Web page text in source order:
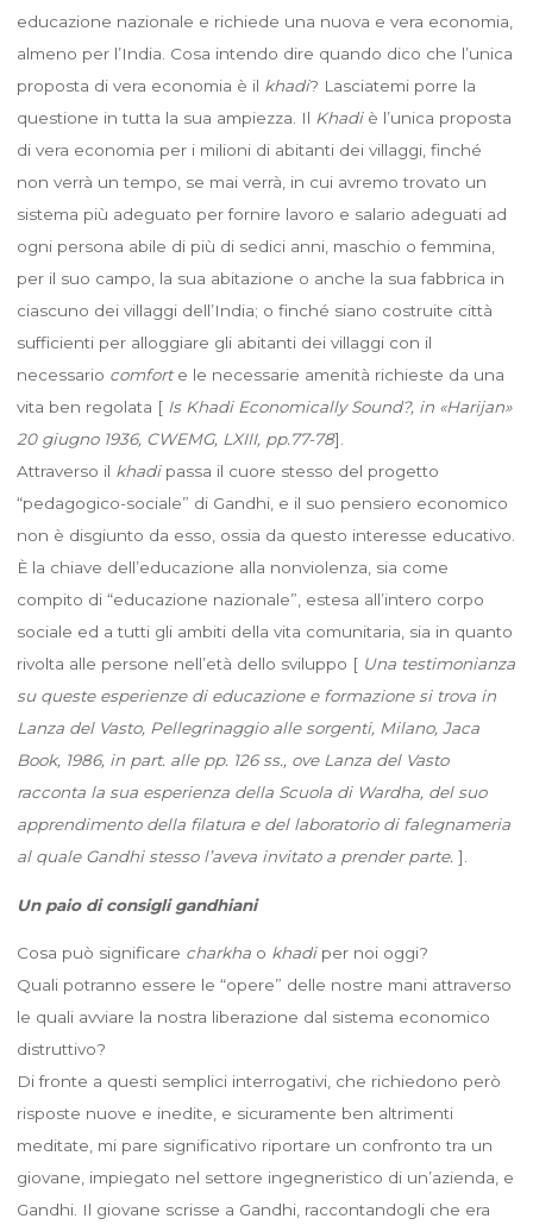
educazione nazionale e richiede una nuova e vera economia,
almeno per l’India. Cosa intendo dire quando dico che l’unica
proposta di vera economia è il khadi? Lasciatemi porre la
questione in tutta la sua ampiezza. Il Khadiè l’unica proposta
di vera economia per i milioni di abitanti dei villaggi, finché
non verrà un tempo, se mai verrà, in cui avremo trovato un
sistema più adeguato per fornire lavoro e salario adeguati ad
ogni persona abile di più di sedici anni, maschio o femmina,
per il suo campo, la sua abitazione o anche la sua fabbrica in
ciascuno dei villaggi dell’India; o finché siano costruite città
sufficienti per alloggiare gli abitanti dei villaggi con il
necessario comforte le necessarie amenità richieste da una
vita ben regolata [Is Khadi Economically Sound?, in «Harijan»
20 giugno 1936, CWEMG, LXIII, pp.77-78].
Attraverso il khadipassa il cuore stesso del progetto
“pedagogico-sociale” di Gandhi, e il suo pensiero economico
non è disgiunto da esso, ossia da questo interesse educativo.
È la chiave dell’educazione alla nonviolenza, sia come
compito di “educazione nazionale”, estesa all’intero corpo
sociale ed a tutti gli ambiti della vita comunitaria, sia in quanto
rivolta alle persone nell’età dello sviluppo [Una testimonianza
su queste esperienze di educazione e formazione si trova in
Lanza del Vasto, Pellegrinaggio alle sorgenti, Milano, Jaca
Book, 1986, in part. alle pp. 126 ss., ove Lanza del Vasto
racconta la sua esperienza della Scuola di Wardha, del suo
apprendimento della filatura e del laboratorio di falegnameria
al quale Gandhi stesso l’aveva invitato a prender parte. ].
Un paio di consigli gandhiani
Cosa può significare charkhao khadiper noi oggi?
Quali potranno essere le “opere” delle nostre mani attraverso
le quali avviare la nostra liberazione dal sistema economico
distruttivo?
Di fronte a questi semplici interrogativi, che richiedono però
risposte nuove e inedite, e sicuramente ben altrimenti
meditate, mi pare significativo riportare un confronto tra un
giovane, impiegato nel settore ingegneristico di un’azienda, e
Gandhi. Il giovane scrisse a Gandhi, raccontandogli che era